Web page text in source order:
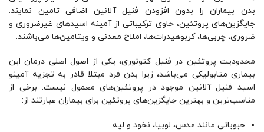
بدن بیماران را بدون افزودن فنیل آلانین اضافی تامین نمایند.
جایگزین‌های پروتئین، حاوی ترکیباتی از آمینه ‌اسیدهای غیرضروری و
ضروری، چربی‌ها، کربوهیدرات‌ها، املاح معدنی و ویتامین‌ها می‌باشند.
محدودیت پروتئین در فنیل کتونوری، یکی از اصول اصلی درمان این
بیماری متابولیکی می‌باشد، زیرا بدن فرد مبتلا قادر به تجزیه آمینو
اسید فنیل‌ آلانین موجود در پروتئین‌های معمول نیست. برخی از
مناسب‌ترین و بهترین جایگزین‌های پروتئین برای بیماران عبارتند از:
حبوباتی مانند عدس، لوبیا، نخود و لپه